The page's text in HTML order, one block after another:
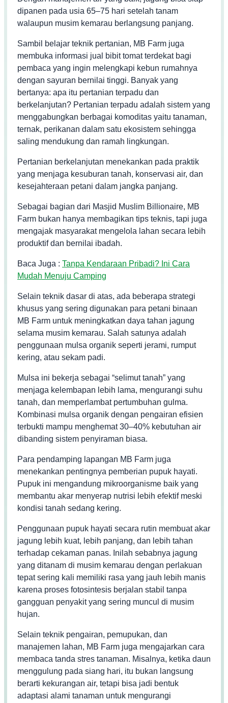
dipanen pada usia 65–75 hari setelah tanam
walaupun musim kemarau berlangsung panjang.
Sambil belajar teknik pertanian, MB Farm juga
membuka informasi jual bibit tomat terdekat bagi
pembaca yang ingin melengkapi kebun rumahnya
dengan sayuran bernilai tinggi. Banyak yang
bertanya: apa itu pertanian terpadu dan
berkelanjutan? Pertanian terpadu adalah sistem yang
menggabungkan berbagai komoditas yaitu tanaman,
ternak, perikanan dalam satu ekosistem sehingga
saling mendukung dan ramah lingkungan.
Pertanian berkelanjutan menekankan pada praktik
yang menjaga kesuburan tanah, konservasi air, dan
kesejahteraan petani dalam jangka panjang.
Sebagai bagian dari Masjid Muslim Billionaire, MB
Farm bukan hanya membagikan tips teknis, tapi juga
mengajak masyarakat mengelola lahan secara lebih
produktif dan bernilai ibadah.
Baca Juga : Tanpa Kendaraan Pribadi? Ini Cara
Mudah Menuju Camping
Selain teknik dasar di atas, ada beberapa strategi
khusus yang sering digunakan para petani binaan
MB Farm untuk meningkatkan daya tahan jagung
selama musim kemarau. Salah satunya adalah
penggunaan mulsa organik seperti jerami, rumput
kering, atau sekam padi.
Mulsa ini bekerja sebagai “selimut tanah” yang
menjaga kelembapan lebih lama, mengurangi suhu
tanah, dan memperlambat pertumbuhan gulma.
Kombinasi mulsa organik dengan pengairan efisien
terbukti mampu menghemat 30–40% kebutuhan air
dibanding sistem penyiraman biasa.
Para pendamping lapangan MB Farm juga
menekankan pentingnya pemberian pupuk hayati.
Pupuk ini mengandung mikroorganisme baik yang
membantu akar menyerap nutrisi lebih efektif meski
kondisi tanah sedang kering.
Penggunaan pupuk hayati secara rutin membuat akar
jagung lebih kuat, lebih panjang, dan lebih tahan
terhadap cekaman panas. Inilah sebabnya jagung
yang ditanam di musim kemarau dengan perlakuan
tepat sering kali memiliki rasa yang jauh lebih manis
karena proses fotosintesis berjalan stabil tanpa
gangguan penyakit yang sering muncul di musim
hujan.
Selain teknik pengairan, pemupukan, dan
manajemen lahan, MB Farm juga mengajarkan cara
membaca tanda stres tanaman. Misalnya, ketika daun
menggulung pada siang hari, itu bukan langsung
berarti kekurangan air, tetapi bisa jadi bentuk
adaptasi alami tanaman untuk mengurangi